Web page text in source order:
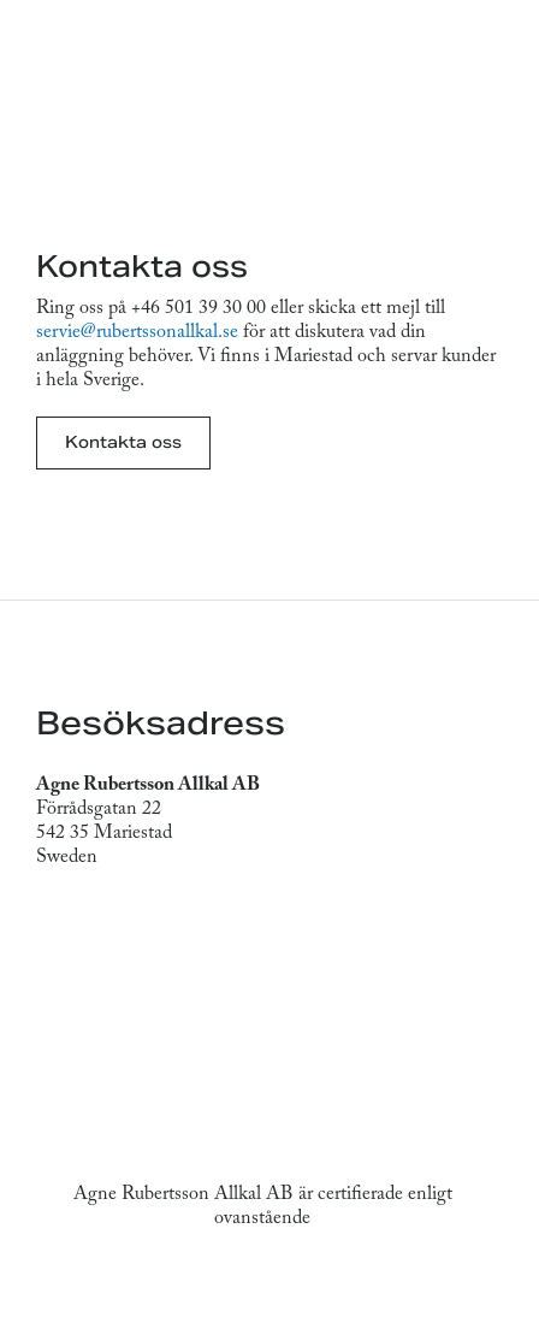
Kontakta oss
Ring oss på +46 501 39 30 00 eller skicka ett mejl till
servie@rubertssonallkal.seför att diskutera vad din
anläggning behöver. Vi finns i Mariestad och servar kunder
i hela Sverige.
Kontakta oss
Besöksadress
Agne Rubertsson Allkal AB
Förrådsgatan 22
542 35 Mariestad
Sweden
Agne Rubertsson Allkal AB är certifierade enligt
ovanstående